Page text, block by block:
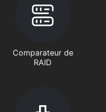
Comparateur de
RAID